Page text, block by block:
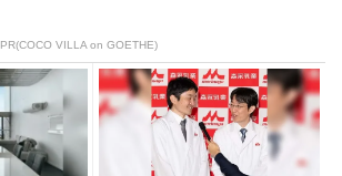
PR(COCO VILLA on GOETHE)